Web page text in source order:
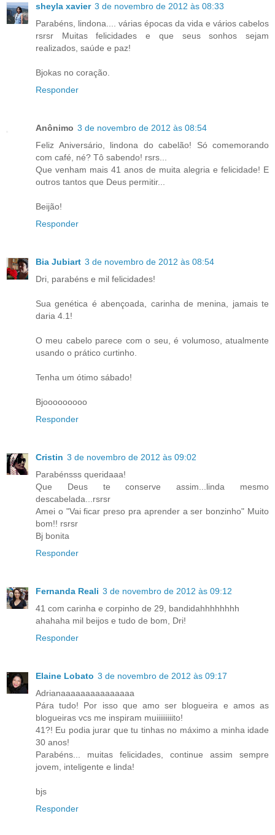
sheyla xavier 3 de novembro de 2012 às 08:33
Parabéns, lindona.... várias épocas da vida e vários cabelos
rsrsr Muitas felicidades e que seus sonhos sejam
realizados, saúde e paz!
Bjokas no coração.
Responder
Anônimo 3 de novembro de 2012 às 08:54
Feliz Aniversário, lindona do cabelão! Só comemorando
com café, né? Tô sabendo! rsrs...
Que venham mais 41 anos de muita alegria e felicidade! E
outros tantos que Deus permitir...
Beijão!
Responder
Bia Jubiart 3 de novembro de 2012 às 08:54
Dri, parabéns e mil felicidades!
Sua genética é abençoada, carinha de menina, jamais te
daria 4.1!
O meu cabelo parece com o seu, é volumoso, atualmente
usando o prático curtinho.
Tenha um ótimo sábado!
Bjooooooooo
Responder
Cristin 3 de novembro de 2012 às 09:02
Parabénsss queridaaa!
Que Deus te conserve assim...linda mesmo
descabelada...rsrsr
Amei o "Vai ficar preso pra aprender a ser bonzinho" Muito
bom!! rsrsr
Bj bonita
Responder
Fernanda Reali 3 de novembro de 2012 às 09:12
41 com carinha e corpinho de 29, bandidahhhhhhhh
ahahaha mil beijos e tudo de bom, Dri!
Responder
Elaine Lobato 3 de novembro de 2012 às 09:17
Adrianaaaaaaaaaaaaaaa
Pára tudo! Por isso que amo ser blogueira e amos as
blogueiras vcs me inspiram muiiiiiiiiito!
41?! Eu podia jurar que tu tinhas no máximo a minha idade
30 anos!
Parabéns... muitas felicidades, continue assim sempre
jovem, inteligente e linda!
bjs
Responder